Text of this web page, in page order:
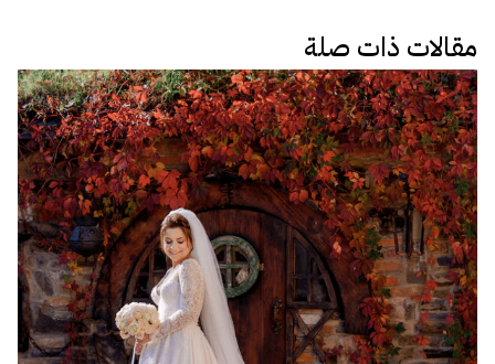
مقالات ذات صلة